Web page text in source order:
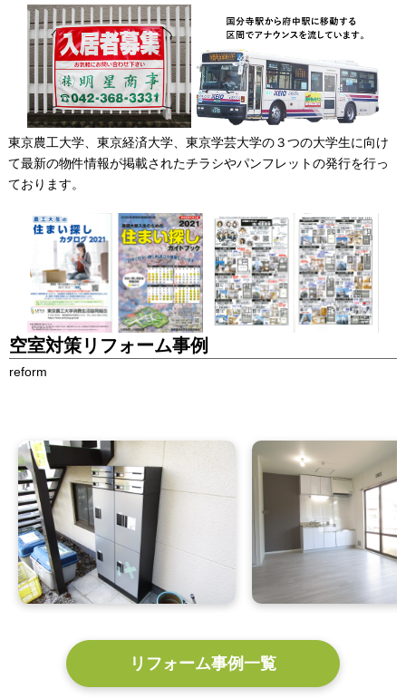
東京農工大学、東京経済大学、東京学芸大学の３つの大学生に向け
て最新の物件情報が掲載されたチラシやパンフレットの発行を行っ
ております。
空室対策リフォーム事例
reform
リフォーム事例一覧